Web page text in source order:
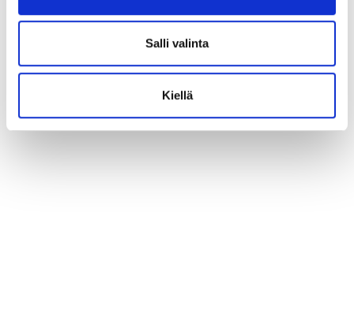
Salli valinta
Kiellä